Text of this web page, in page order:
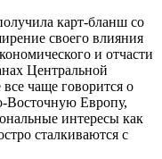
карт-бланш со
своего влияния
и отчасти
Центральной
чаще говорится о
Восточную Европу,
интересы как
сталкиваются с